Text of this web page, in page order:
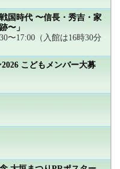
国時代 〜信長・秀吉・家
〜」
〜17:00（入館は16時30分
こどもメンバー大募